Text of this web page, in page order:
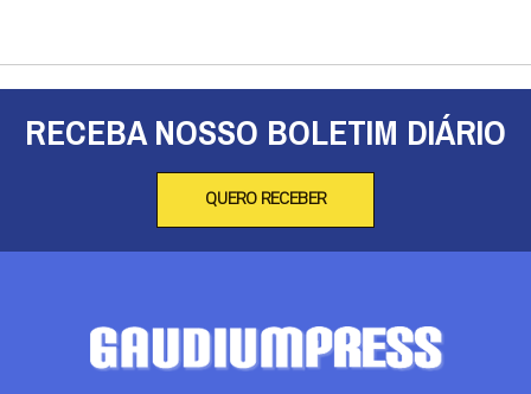
RECEBA NOSSO BOLETIM DIÁRIO
QUERO RECEBER